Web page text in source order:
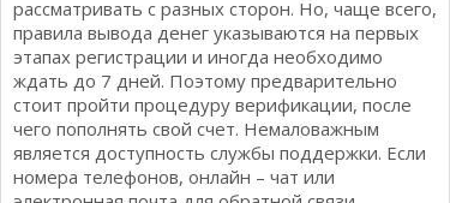
рассматривать с разных сторон. Но, чаще всего,
правила вывода денег указываются на первых
этапах регистрации и иногда необходимо
ждать до 7 дней. Поэтому предварительно
стоит пройти процедуру верификации, после
чего пополнять свой счет. Немаловажным
является доступность службы поддержки. Если
номера телефонов, онлайн – чат или